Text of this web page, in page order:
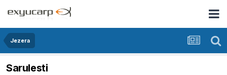
Jezera
Sarulesti